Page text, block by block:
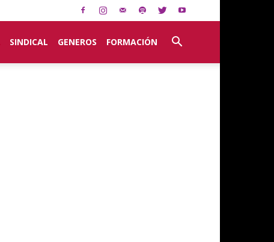
SINDICAL GENEROS FORMACIÓN